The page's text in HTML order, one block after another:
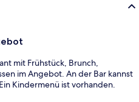
mit Frühstück, Brunch,
im Angebot. An der Bar kannst
Kindermenü ist vorhanden.